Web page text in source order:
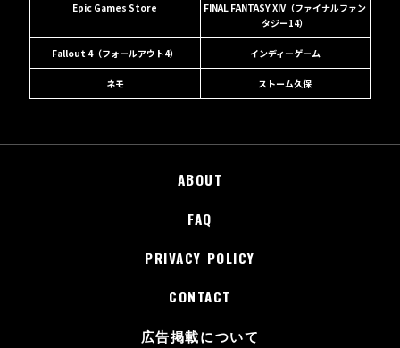
Epic Games Store
FINAL FANTASY XIV（ファイナルファン
タジー14）
Fallout 4（フォールアウト4） インディーゲーム
ネモ ストーム久保
ABOUT
FAQ
PRIVACY POLICY
CONTACT
広告掲載について